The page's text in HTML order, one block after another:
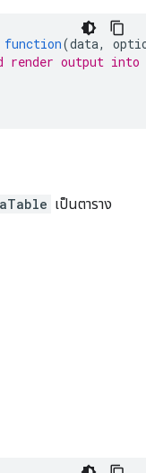
function(data,
render output
เป็นตาราง